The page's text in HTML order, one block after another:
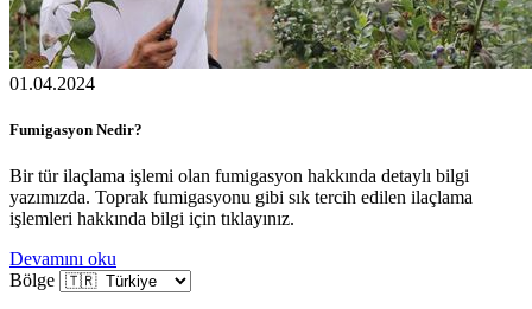
01.04.2024
Fumigasyon Nedir?
Bir tür ilaçlama işlemi olan fumigasyon hakkında detaylı bilgi
yazımızda. Toprak fumigasyonu gibi sık tercih edilen ilaçlama
işlemleri hakkında bilgi için tıklayınız.
Devamını oku
Bölge